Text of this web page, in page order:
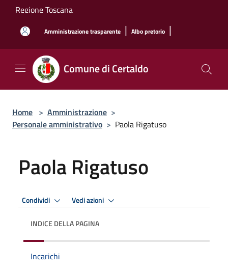
Salta al contenuto principale
Regione Toscana
Amministrazione trasparente | Albo pretorio |
Comune di Certaldo
Home > Amministrazione >
Personale amministrativo > Paola Rigatuso
Paola Rigatuso
Condividi Vedi azioni
INDICE DELLA PAGINA
Incarichi